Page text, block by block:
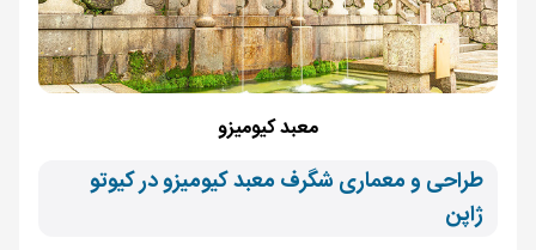
معبد کیومیزو
طراحی و معماری شگرف معبد کیومیزو در کیوتو
ژاپن